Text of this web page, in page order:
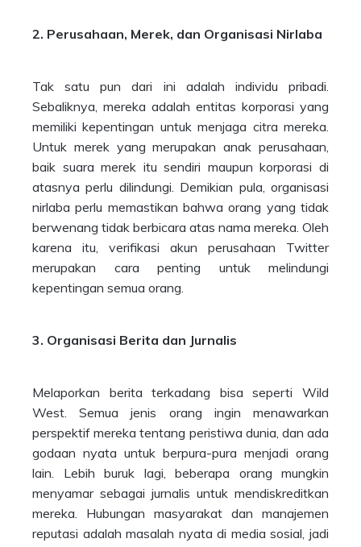
2. Perusahaan, Merek, dan Organisasi Nirlaba
Tak satu pun dari ini adalah individu pribadi.
Sebaliknya, mereka adalah entitas korporasi yang
memiliki kepentingan untuk menjaga citra mereka.
Untuk merek yang merupakan anak perusahaan,
baik suara merek itu sendiri maupun korporasi di
atasnya perlu dilindungi. Demikian pula, organisasi
nirlaba perlu memastikan bahwa orang yang tidak
berwenang tidak berbicara atas nama mereka. Oleh
karena itu, verifikasi akun perusahaan Twitter
merupakan cara penting untuk melindungi
kepentingan semua orang.
3. Organisasi Berita dan Jurnalis
Melaporkan berita terkadang bisa seperti Wild
West. Semua jenis orang ingin menawarkan
perspektif mereka tentang peristiwa dunia, dan ada
godaan nyata untuk berpura-pura menjadi orang
lain. Lebih buruk lagi, beberapa orang mungkin
menyamar sebagai jurnalis untuk mendiskreditkan
mereka. Hubungan masyarakat dan manajemen
reputasi adalah masalah nyata di media sosial, jadi